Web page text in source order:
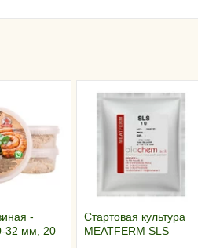
-
32 мм, 20
Стартовая культура
MEATFERM SLS